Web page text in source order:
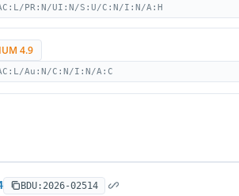
PR:N/UI:N/S:U/C:N/I:N/A:H
4.9
Au:N/C:N/I:N/A:C
BDU:2026-02514